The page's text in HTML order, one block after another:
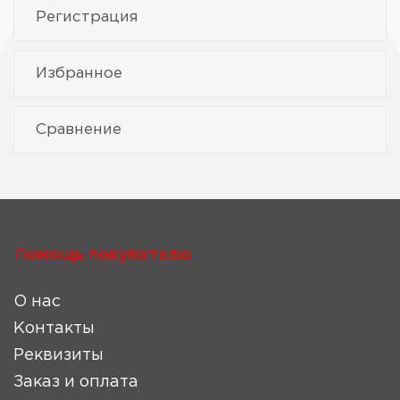
Регистрация
Избранное
Сравнение
Помощь покупателю
О нас
Контакты
Реквизиты
Заказ и оплата